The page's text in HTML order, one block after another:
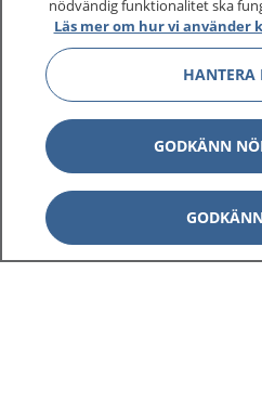
nödvändig funktionalitet ska
Läs mer om hur vi använder
HANTERA
GODKÄNN